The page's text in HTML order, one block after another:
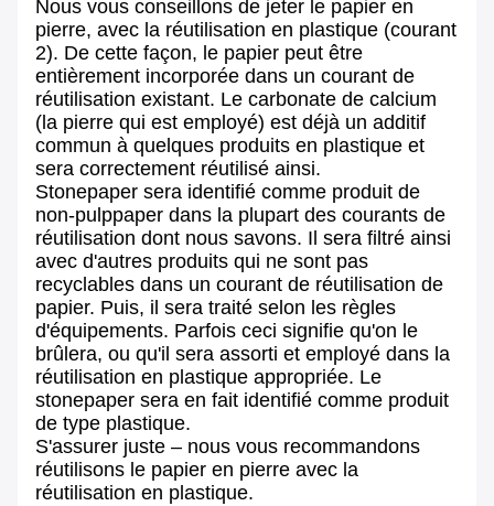
Nous vous conseillons de jeter le papier en
pierre, avec la réutilisation en plastique (courant
2). De cette façon, le papier peut être
entièrement incorporée dans un courant de
réutilisation existant. Le carbonate de calcium
(la pierre qui est employé) est déjà un additif
commun à quelques produits en plastique et
sera correctement réutilisé ainsi.
Stonepaper sera identifié comme produit de
non-pulppaper dans la plupart des courants de
réutilisation dont nous savons. Il sera filtré ainsi
avec d'autres produits qui ne sont pas
recyclables dans un courant de réutilisation de
papier. Puis, il sera traité selon les règles
d'équipements. Parfois ceci signifie qu'on le
brûlera, ou qu'il sera assorti et employé dans la
réutilisation en plastique appropriée. Le
stonepaper sera en fait identifié comme produit
de type plastique.
S'assurer juste – nous vous recommandons
réutilisons le papier en pierre avec la
réutilisation en plastique.